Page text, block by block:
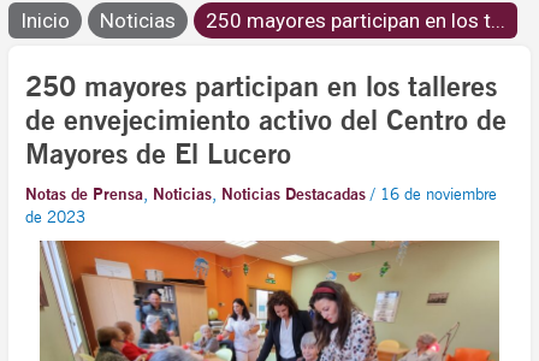
Inicio Noticias 250 mayores participan en los t...
250 mayores participan en los talleres
de envejecimiento activo del Centro de
Mayores de El Lucero
Notas de Prensa, Noticias, Noticias Destacadas / 16 de noviembre
de 2023